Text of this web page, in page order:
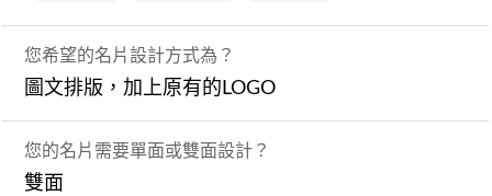
您希望的名片設計方式為？
圖文排版，加上原有的LOGO
您的名片需要單面或雙面設計？
雙面